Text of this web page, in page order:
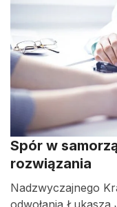
Spór w
rozwiązania
Nadzwyczajnego
odwołania